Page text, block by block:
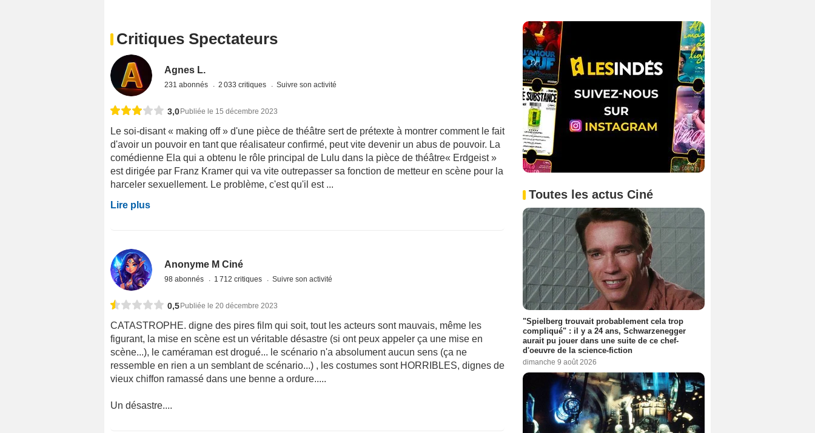
Critiques Spectateurs
Agnes L.
231 abonnés 2 033 critiques Suivre son activité
3,0Publiée le 15 décembre 2023
Le soi-disant « making off » d'une pièce de théâtre sert de prétexte à montrer comment le fait
d'avoir un pouvoir en tant que réalisateur confirmé, peut vite devenir un abus de pouvoir. La
comédienne Ela qui a obtenu le rôle principal de Lulu dans la pièce de théâtre« Erdgeist »
est dirigée par Franz Kramer qui va vite outrepasser sa fonction de metteur en scène pour la
harceler sexuellement. Le problème, c'est qu'il est ...
Lire plus
Anonyme M Ciné
98 abonnés 1 712 critiques Suivre son activité
0,5 Publiée le 20 décembre 2023
CATASTROPHE. digne des pires film qui soit, tout les acteurs sont mauvais, même les
figurant, la mise en scène est un véritable désastre (si ont peux appeler ça une mise en
scène...), le caméraman est drogué... le scénario n'a absolument aucun sens (ça ne
ressemble en rien a un semblant de scénario...) , les costumes sont HORRIBLES, dignes de
vieux chiffon ramassé dans une benne a ordure.....
Un désastre....
Toutes les actus Ciné
"Spielberg trouvait probablement cela trop
compliqué" : il y a 24 ans, Schwarzenegger
aurait pu jouer dans une suite de ce chef-
d'oeuvre de la science-fiction
dimanche 9 août 2026